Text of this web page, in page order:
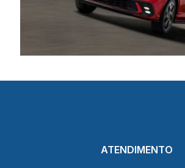
ATENDIMENTO